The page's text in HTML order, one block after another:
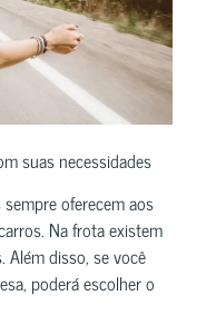
suas necessidades
oferecem aos
Na frota existem
Além disso, se você
poderá escolher o